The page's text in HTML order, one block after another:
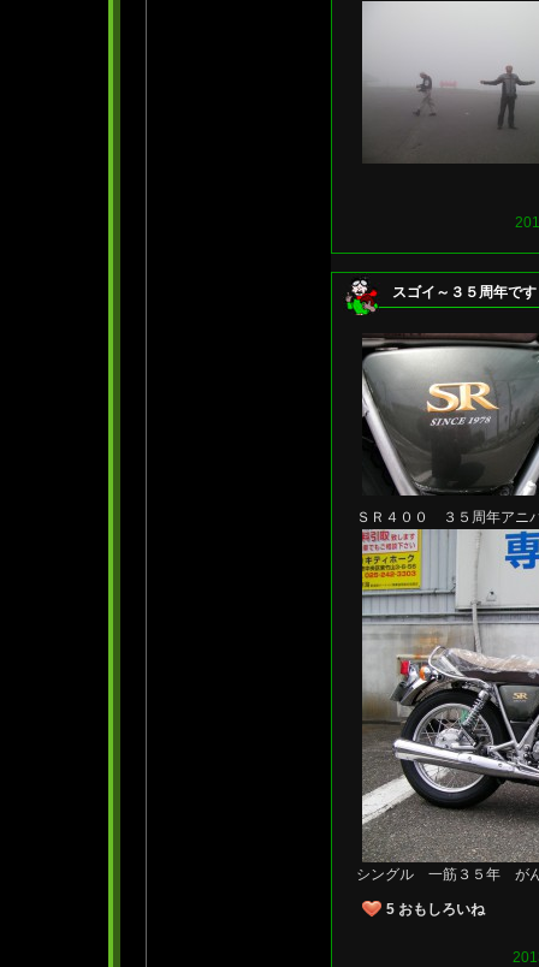
スゴイ～３５周年です
ＳＲ４００ ３５周年アニ
シングル 一筋３５年 が
5 おもしろいね